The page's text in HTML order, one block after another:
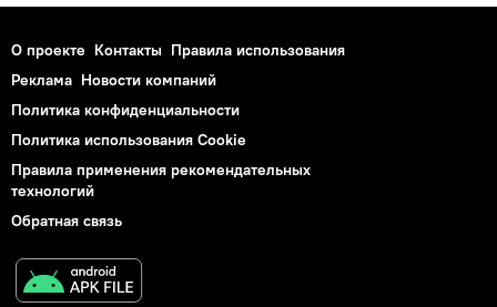
О проекте Контакты Правила использования
Реклама Новости компаний
Политика конфиденциальности
Политика использования Cookie
Правила применения рекомендательных
технологий
Обратная связь